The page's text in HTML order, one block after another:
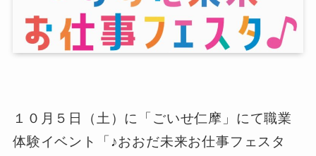
１０月５日（土）に「ごいせ仁摩」にて職業
体験イベント「♪おおだ未来お仕事フェスタ